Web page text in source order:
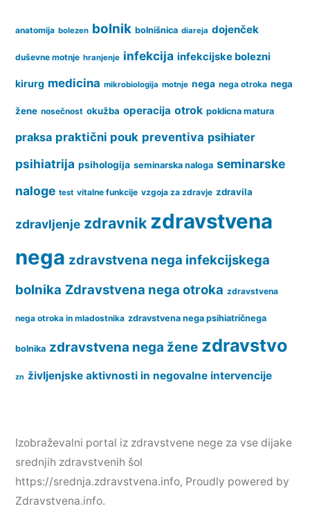
anatomija bolezen bolnik bolnišnica diareja dojenček
duševne motnje hranjenje infekcija infekcijske bolezni
kirurg medicina mikrobiologija motnje nega nega otroka nega
žene nosečnost okužba operacija otrok poklicna matura
praksa praktični pouk preventiva psihiater
psihiatrija psihologija seminarska naloga seminarske
naloge test vitalne funkcije vzgoja za zdravje zdravila
zdravljenje zdravnik zdravstvena
nega zdravstvena nega infekcijskega
bolnika Zdravstvena nega otroka zdravstvena
nega otroka in mladostnika zdravstvena nega psihiatričnega
bolnika zdravstvena nega žene zdravstvo
zn življenjske aktivnosti in negovalne intervencije
Izobraževalni portal iz zdravstvene nege za vse dijake
srednjih zdravstvenih šol
https://srednja.zdravstvena.info, Proudly powered by
Zdravstvena.info.